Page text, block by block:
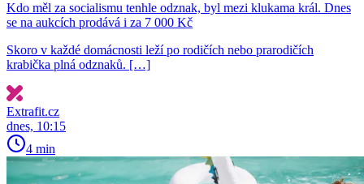
Kdo měl za socialismu tenhle odznak, byl mezi klukama král. Dnes
se na aukcích prodává i za 7 000 Kč
Skoro v každé domácnosti leží po rodičích nebo prarodičích
krabička plná odznaků. […]
Extrafit.cz
dnes, 10:15
4 min